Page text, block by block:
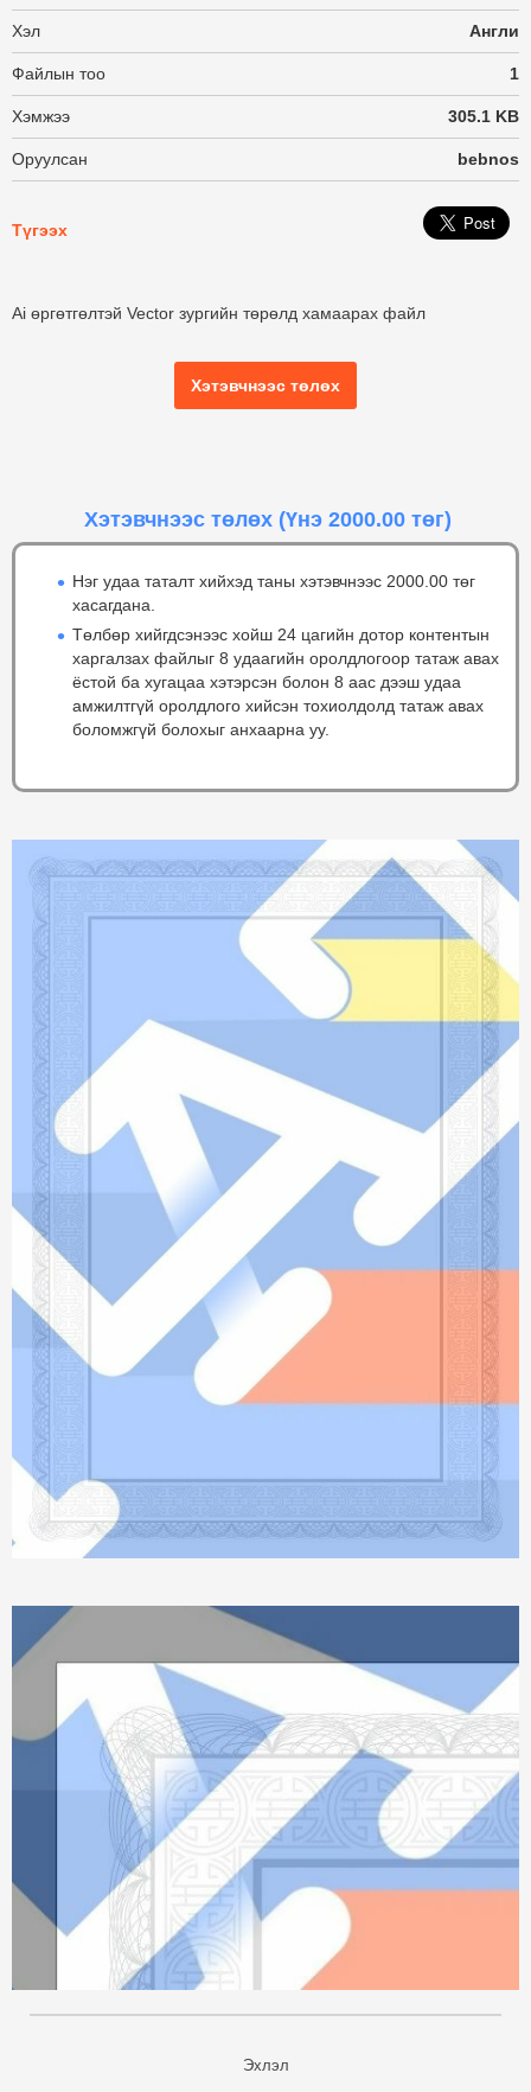
Хэл Англи
Файлын тоо 1
Хэмжээ 305.1 KB
Оруулсан bebnos
Түгээх
Ai өргөтгөлтэй Vector зургийн төрөлд хамаарах файл
Хэтэвчнээс төлөх
Хэтэвчнээс төлөх (Үнэ 2000.00 төг)
Нэг удаа таталт хийхэд таны хэтэвчнээс 2000.00 төг
хасагдана.
Төлбөр хийгдсэнээс хойш 24 цагийн дотор контентын
харгалзах файлыг 8 удаагийн оролдлогоор татаж авах
ёстой ба хугацаа хэтэрсэн болон 8 аас дээш удаа
амжилтгүй оролдлого хийсэн тохиолдолд татаж авах
боломжгүй болохыг анхаарна уу.
Эхлэл